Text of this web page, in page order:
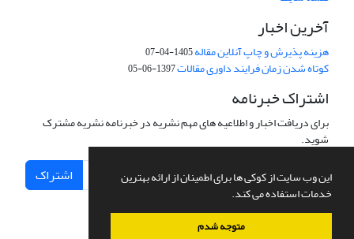
این وب سایت از کوکی ها برای اطمینان از ارائه بهترین
خدمات استفاده می کند.
متوجه شدم
آخرین اخبار
هزینه پذیرش و چاپ آنلاین مقاله1405-04-07
کوتاه شدن زمان فرایند داوری مقالات1397-06-05
اشتراک خبرنامه
برای دریافت اخبار و اطلاعیه های مهم نشریه در خبرنامه نشریه مشترک
شوید.
اشتراک